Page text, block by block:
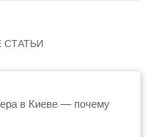
в Киеве — почему